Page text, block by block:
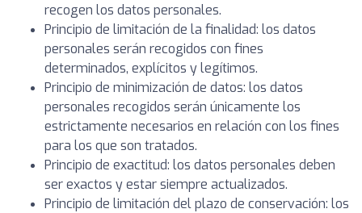
recogen los datos personales.
Principio de limitación de la finalidad: los datos
personales serán recogidos con fines
determinados, explícitos y legítimos.
Principio de minimización de datos: los datos
personales recogidos serán únicamente los
estrictamente necesarios en relación con los fines
para los que son tratados.
Principio de exactitud: los datos personales deben
ser exactos y estar siempre actualizados.
Principio de limitación del plazo de conservación: los